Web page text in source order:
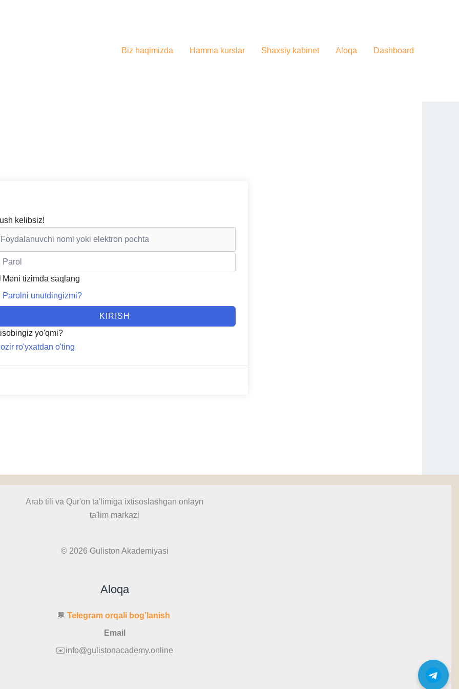
Biz haqimizda Hamma kurslar Shaxsiy kabinet Aloqa Dashboard
kelibsiz!
Meni tizimda saqlang
Parolni unutdingizmi?
KIRISH
yo'qmi?
ro'yxatdan o'ting
Arab tili va Qur'on ta'limiga ixtisoslashgan onlayn
ta'lim markazi
© 2026 Guliston Akademiyasi
Aloqa
💬Telegram orqali bog’lanish
Email
✉️info@gulistonacademy.online